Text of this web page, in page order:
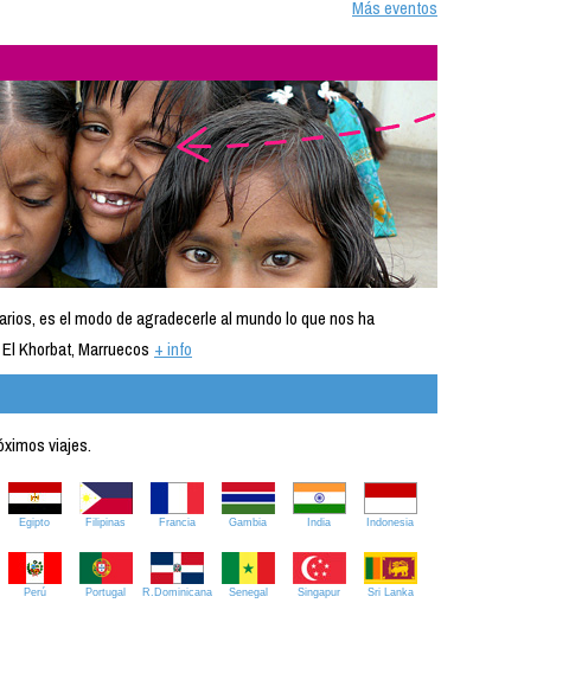
Más eventos
es el modo de agradecerle al mundo lo que nos ha
El Khorbat, Marruecos + info
viajes.
Egipto Filipinas Francia Gambia India Indonesia
Perú Portugal R.Dominicana Senegal Singapur Sri Lanka